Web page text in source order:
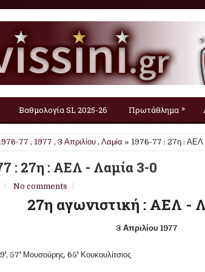
Βαθμολογία SL 2025-26 Πρωτάθλημα »
77 , 1977 , 3 Απριλίου , Λαμία » 1976-77 : 27η : ΑΕΛ
: 27η : ΑΕΛ - Λαμία 3-0
No comments
27η αγωνιστική : ΑΕΛ -
3 Απριλίου 1977
57' Μουσούρης, 65' Κουκουλίτσιος